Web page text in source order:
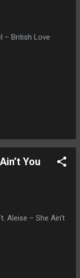
Justin Bieber, que
desejos de
– British Love
You
Aleise – She Ain’t